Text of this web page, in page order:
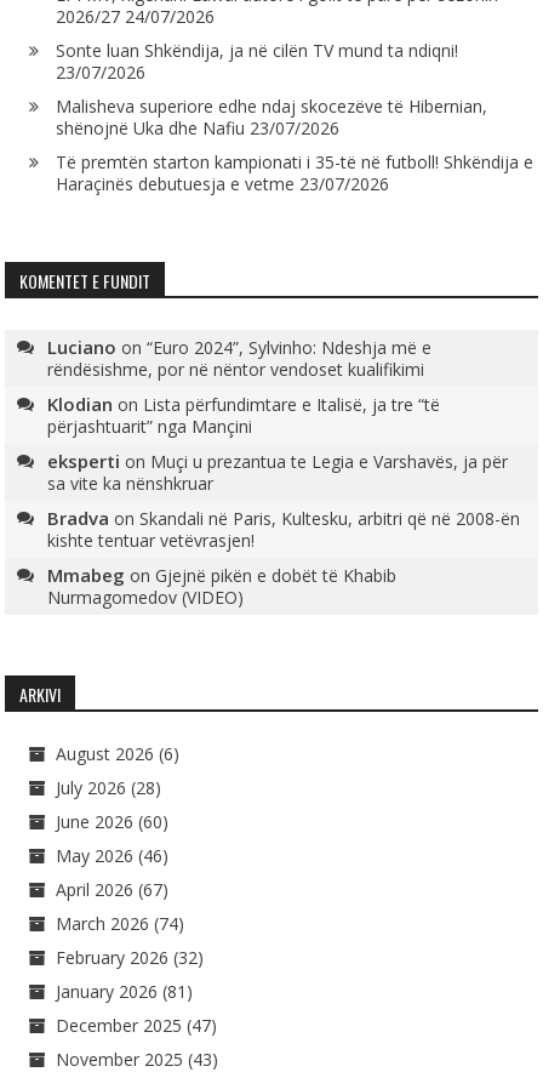
2026/27 24/07/2026
Sonte luan Shkëndija, ja në cilën TV mund ta ndiqni!
23/07/2026
Malisheva superiore edhe ndaj skocezëve të Hibernian,
shënojnë Uka dhe Nafiu 23/07/2026
Të premtën starton kampionati i 35-të në futboll! Shkëndija e
Haraçinës debutuesja e vetme 23/07/2026
KOMENTET E FUNDIT
Luciano on“Euro 2024”, Sylvinho: Ndeshja më e
rëndësishme, por në nëntor vendoset kualifikimi
Klodian on Lista përfundimtare e Italisë, ja tre “të
përjashtuarit” nga Mançini
eksperti on Muçi u prezantua te Legia e Varshavës, ja për
sa vite ka nënshkruar
Bradva onSkandali në Paris, Kultesku, arbitri që në 2008-ën
kishte tentuar vetëvrasjen!
Mmabeg onGjejnë pikën e dobët të Khabib
Nurmagomedov (VIDEO)
ARKIVI
August 2026 (6)
July 2026 (28)
June 2026 (60)
May 2026 (46)
April 2026 (67)
March 2026 (74)
February 2026 (32)
January 2026 (81)
December 2025 (47)
November 2025 (43)